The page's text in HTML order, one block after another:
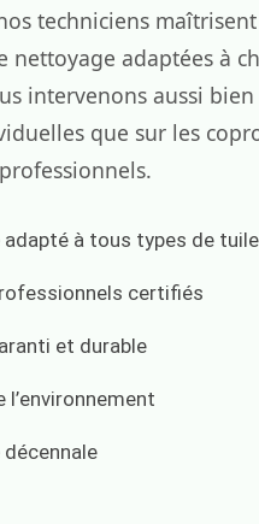
techniciens
nettoyage adaptées à
intervenons aussi bien
que sur les
à tous types de
certifiés
et durable
l’environnement